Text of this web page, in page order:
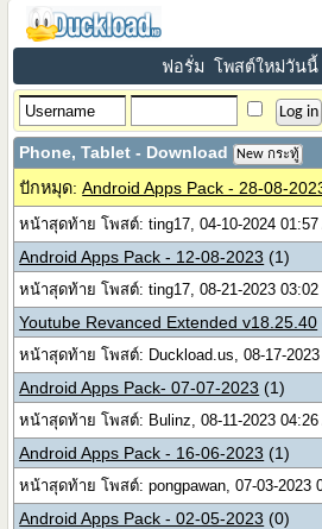
ฟอรั่ม โพสต์ใหม่วันนี้
Phone, Tablet - Download New กระทู้
ปักหมุด:Android Apps Pack - 28-08-
หน้าสุดท้าย โพสต์: ting17, 04-10-2024 01:57
Android Apps Pack - 12-08-2023 (1)
หน้าสุดท้าย โพสต์: ting17, 08-21-2023 03:02
Youtube Revanced Extended v18.25.40
หน้าสุดท้าย โพสต์: Duckload.us, 08-17-2023
Android Apps Pack- 07-07-2023 (1)
หน้าสุดท้าย โพสต์: Bulinz, 08-11-2023 04:26
Android Apps Pack - 16-06-2023 (1)
หน้าสุดท้าย โพสต์: pongpawan, 07-03-2023
Android Apps Pack - 02-05-2023 (0)